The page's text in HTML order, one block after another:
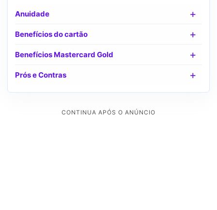
Anuidade
Benefícios do cartão
Benefícios Mastercard Gold
Prós e Contras